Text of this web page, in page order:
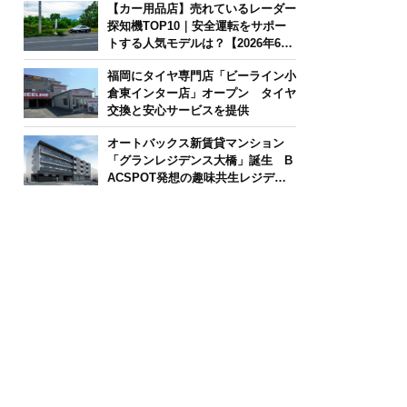
【カー用品店】売れているレーダー
探知機TOP10｜安全運転をサポー
トする人気モデルは？【2026年6月
版】
福岡にタイヤ専門店「ビーライン小
倉東インター店」オープン タイヤ
交換と安心サービスを提供
オートバックス新賃貸マンション
「グランレジデンス大橋」誕生 B
ACSPOT発想の趣味共生レジデン